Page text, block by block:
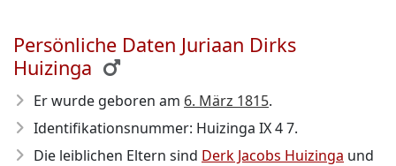
Persönliche Daten Juriaan Dirks
Huizinga
Er wurde geboren am 6. März 1815.
Identifikationsnummer: Huizinga IX 4 7.
Die leiblichen Eltern sind Derk Jacobs Huizinga und